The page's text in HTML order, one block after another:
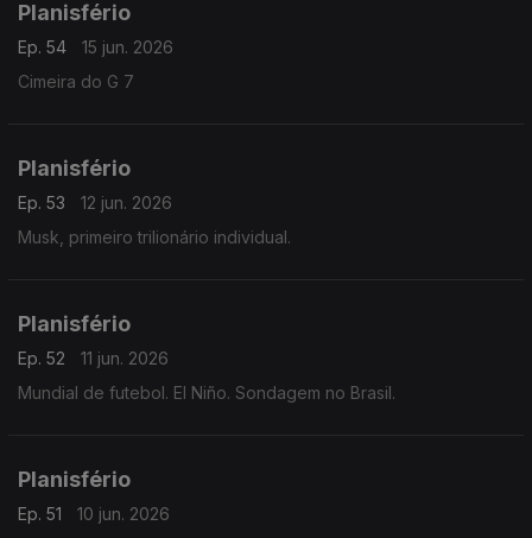
Planisfério
Ep. 54
15 jun. 2026
Cimeira do G 7
Planisfério
Ep. 53
12 jun. 2026
Musk, primeiro trilionário individual.
Planisfério
Ep. 52
11 jun. 2026
Mundial de futebol. El Niño. Sondagem no Brasil.
Planisfério
Ep. 51
10 jun. 2026